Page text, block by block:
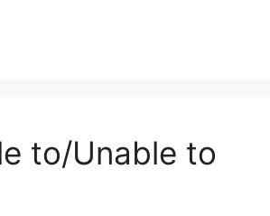
to/Unable to